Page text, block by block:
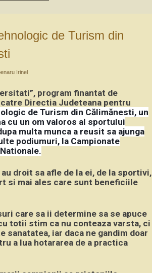
Irinel
program finantat de
Directia Judeteana pentru
de Turism din Călimănesti, un
cu un om valoros al sportului
multa munca a reusit sa ajunga
podiumuri, la Campionate
droit sa afle de la ei, de la sportivi,
si mai ales care sunt beneficiile
care sa ii determine sa se apuce
totii stim ca nu conteaza varsta, ci
iar daca ne gandim doar
a lua hotararea de a practica